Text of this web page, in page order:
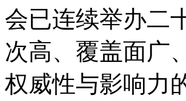
会已连续举办二
次高、覆盖面广
权威性与影响力